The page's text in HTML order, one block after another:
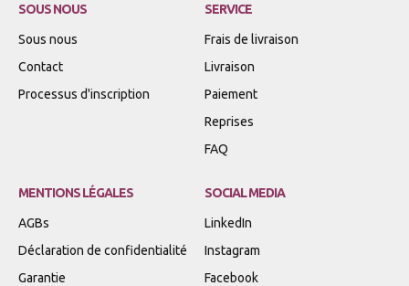
SOUS NOUS
Sous nous
Contact
Processus d'inscription
SERVICE
Frais de livraison
Livraison
Paiement
Reprises
FAQ
MENTIONS LÉGALES
AGBs
Déclaration de confidentialité
Garantie
SOCIAL MEDIA
LinkedIn
Instagram
Facebook